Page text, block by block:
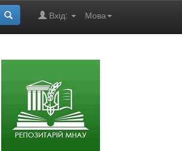
Мова
Вхід: